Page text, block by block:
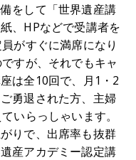
をして「世界遺産講
、HPなどで受講者を
がすぐに満席になり
すが、それでもキャ
は全10回で、月1・2
勇退された方、主婦
いらっしゃいます。
りで、出席率も抜群
産アカデミー認定講